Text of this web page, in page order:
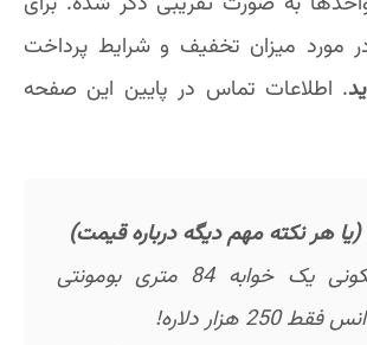
مورد میزان تخفیف و شرایط پرداخت
. اطلاعات تماس در پایین این صفحه
هر نکته مهم دیگه درباره قیمت)
واحد مسکونی یک خوابه 84 متری بومونتی
250 هزار دلاره!